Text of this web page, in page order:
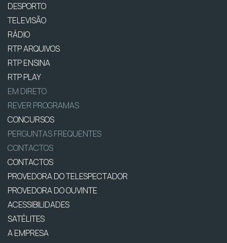
DESPORTO
TELEVISÃO
RÁDIO
RTP ARQUIVOS
RTP ENSINA
RTP PLAY
EM DIRETO
REVER PROGRAMAS
CONCURSOS
PERGUNTAS FREQUENTES
CONTACTOS
CONTACTOS
PROVEDORA DO TELESPECTADOR
PROVEDORA DO OUVINTE
ACESSIBILIDADES
SATÉLITES
A EMPRESA